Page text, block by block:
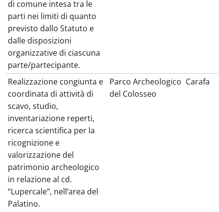
di comune intesa tra le
parti nei limiti di quanto
previsto dallo Statuto e
dalle disposizioni
organizzative di ciascuna
parte/partecipante.
Realizzazione congiunta e
coordinata di attività di
scavo, studio,
inventariazione reperti,
ricerca scientifica per la
ricognizione e
valorizzazione del
patrimonio archeologico
in relazione al cd.
“Lupercale”, nell’area del
Palatino.
Parco Archeologico
del Colosseo
Carafa